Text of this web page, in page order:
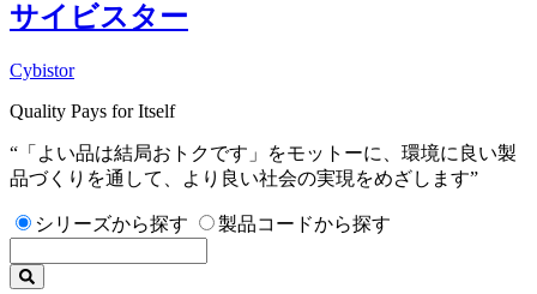
サイビスター
Cybistor
Quality Pays for Itself
“「よい品は結局おトクです」をモットーに、環境に良い製
品づくりを通して、より良い社会の実現をめざします”
シリーズから探す 製品コードから探す